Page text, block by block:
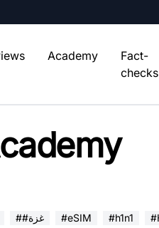
Academy
Fact-
checks
##غزة #eSIM #h1n1